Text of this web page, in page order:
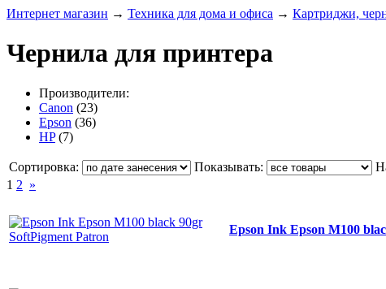
Интернет магазин → Техника для дома и офиса → Картриджи,
Чернила для принтера
Производители:
Canon (23)
Epson (36)
HP(7)
Сортировка: Показывать:
1 2 »
Epson Ink Epson M100